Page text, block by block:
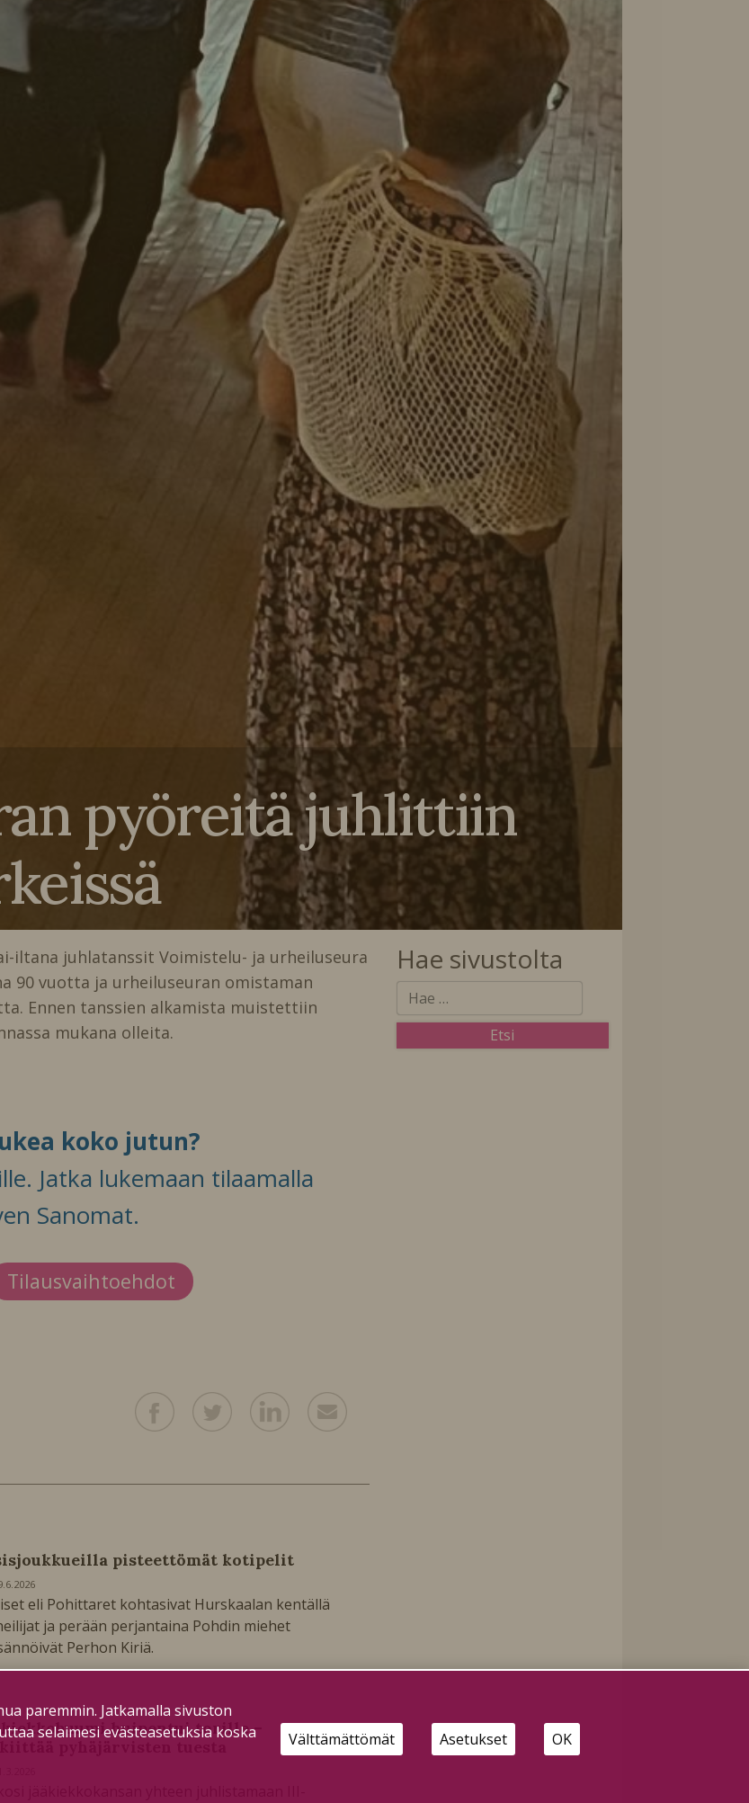
pyöreitä juhlittiin
iltana juhlatanssit Voimistelu- ja urheiluseura
90 vuotta ja urheiluseuran omistaman
Ennen tanssien alkamista muistettiin
mukana olleita.
koko jutun?
Jatka lukemaan tilaamalla
Sanomat.
Tilausvaihtoehdot
pisteettömät kotipelit
eli Pohittaret kohtasivat Hurskaalan kentällä
ja perään perjantaina Pohdin miehet
Perhon Kiriä.
huipentui torille –
Hae sivustolta
paremmin. Jatkamalla sivuston
selaimesi evästeasetuksia koska
Välttämättömät Asetukset OK